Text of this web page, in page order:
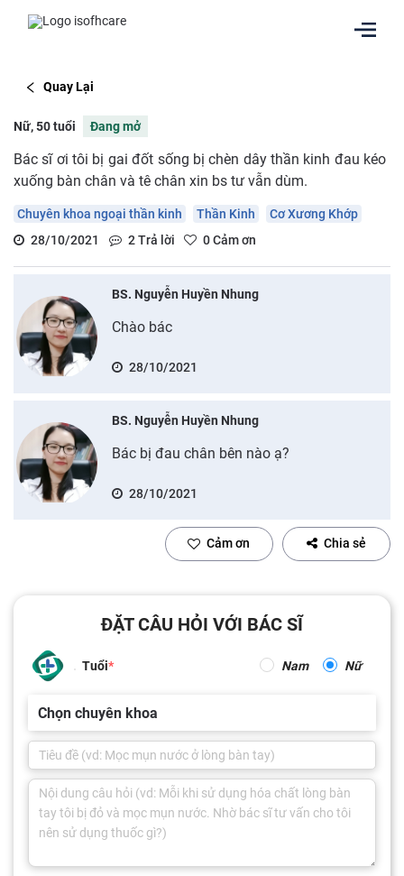
Quay Lại
Nữ, 50 tuổi Đang mở
Bác sĩ ơi tôi bị gai đốt sống bị chèn dây thần kinh đau kéo
xuống bàn chân và tê chân xin bs tư vẫn dùm.
Chuyên khoa ngoại thần kinh Thần Kinh
Cơ Xương Khớp
28/10/2021
2Trả lời 0Cảm ơn
BS. Nguyễn Huyền Nhung
Chào bác
28/10/2021
BS. Nguyễn Huyền Nhung
Bác bị đau chân bên nào ạ?
28/10/2021
Cảm ơn Chia sẻ
ĐẶT CÂU HỎI VỚI BÁC SĨ
Tuổi Nam Nữ
Chọn chuyên khoa